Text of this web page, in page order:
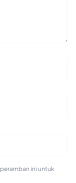
ini untuk